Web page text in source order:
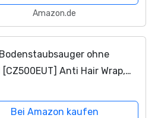
Amazon.de
ohne
Anti Hair Wrap,
und Kupfer
Bei Amazon kaufen